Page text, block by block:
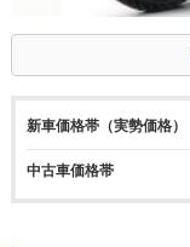
新車価格帯（実勢価格）
中古車価格帯